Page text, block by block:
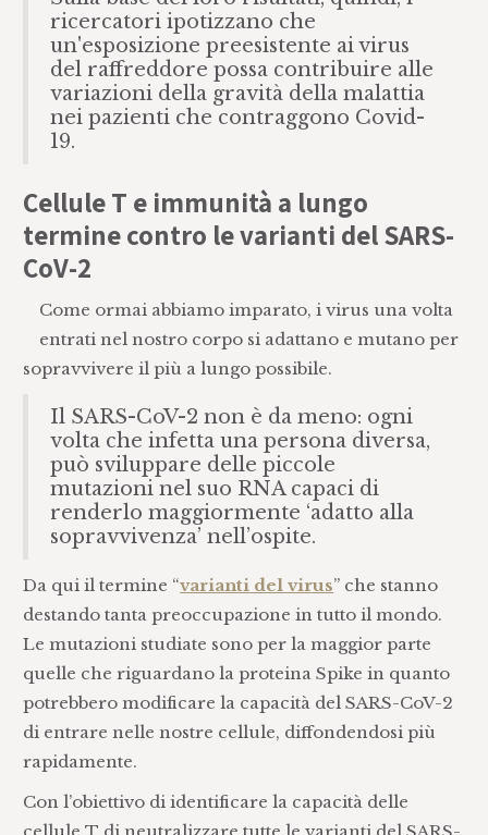
ricercatori ipotizzano che
un'esposizione preesistente ai virus
del raffreddore possa contribuire alle
variazioni della gravità della malattia
nei pazienti che contraggono Covid-
19.
Cellule T e immunità a lungo
termine contro le varianti del SARS-
CoV-2
Come ormai abbiamo imparato, i virus una volta
entrati nel nostro corpo si adattano e mutano per
sopravvivere il più a lungo possibile.
Il SARS-CoV-2 non è da meno: ogni
volta che infetta una persona diversa,
può sviluppare delle piccole
mutazioni nel suo RNA capaci di
renderlo maggiormente ‘adatto alla
sopravvivenza’ nell’ospite.
Da qui il termine “varianti del virus” che stanno
destando tanta preoccupazione in tutto il mondo.
Le mutazioni studiate sono per la maggior parte
quelle che riguardano la proteina Spike in quanto
potrebbero modificare la capacità del SARS-CoV-2
di entrare nelle nostre cellule, diffondendosi più
rapidamente.
Con l’obiettivo di identificare la capacità delle